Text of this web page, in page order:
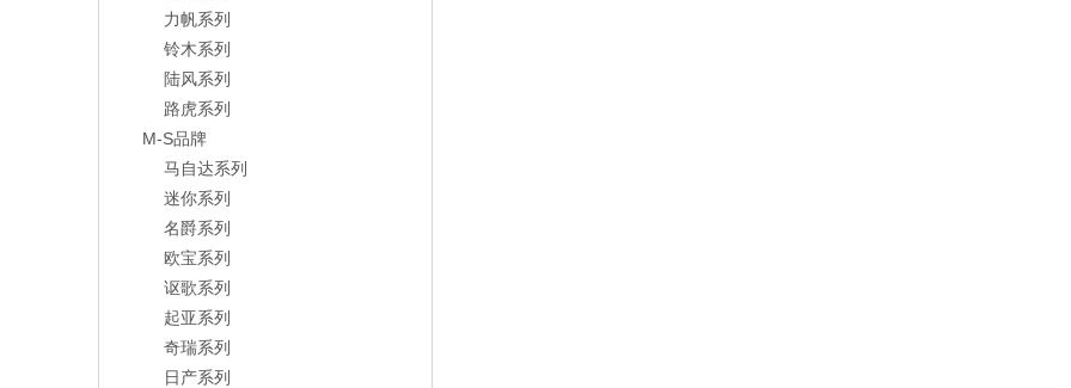
力帆系列
铃木系列
陆风系列
路虎系列
M-S品牌
马自达系列
迷你系列
名爵系列
欧宝系列
讴歌系列
起亚系列
奇瑞系列
日产系列